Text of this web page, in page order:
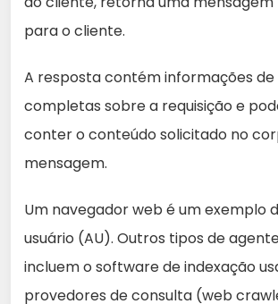
para o cliente.
A resposta contém informações de
completas sobre a requisição e
conter o conteúdo solicitado no
mensagem.
Um navegador web é um exemplo
usuário (AU). Outros tipos de
incluem o software de indexação
provedores de consulta (web